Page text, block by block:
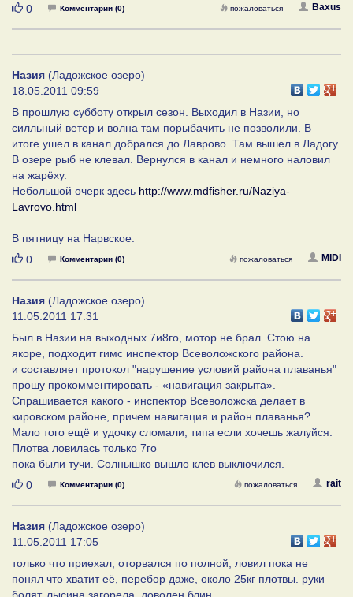
Нравится
0 Комментарии (0) Baxus
пожаловаться
Назия (Ладожское озеро)
18.05.2011 09:59
В прошлую субботу открыл сезон. Выходил в Назии, но
силльный ветер и волна там порыбачить не позволили. В
итоге ушел в канал добрался до Лаврово. Там вышел в Ладогу.
В озере рыб не клевал. Вернулся в канал и немного наловил
на жарёху.
Небольшой очерк здесь http://www.mdfisher.ru/Naziya-
Lavrovo.html
В пятницу на Нарвское.
Нравится
0 Комментарии (0) MIDI
пожаловаться
Назия (Ладожское озеро)
11.05.2011 17:31
Был в Назии на выходных 7и8го, мотор не брал. Стою на
якоре, подходит гимс инспектор Всеволожского района.
и составляет протокол "нарушение условий района плаванья"
прошу прокомментировать - «навигация закрыта».
Спрашивается какого - инспектор Всеволожска делает в
кировском районе, причем навигация и район плаванья?
Мало того ещё и удочку сломали, типа если хочешь жалуйся.
Плотва ловилась только 7го
пока были тучи. Солнышко вышло клев выключился.
Нравится
0 Комментарии (0) rait
пожаловаться
Назия (Ладожское озеро)
11.05.2011 17:05
только что приехал, оторвался по полной, ловил пока не
понял что хватит её, перебор даже, около 25кг плотвы. руки
болят, лысина загорела, доволен блин.